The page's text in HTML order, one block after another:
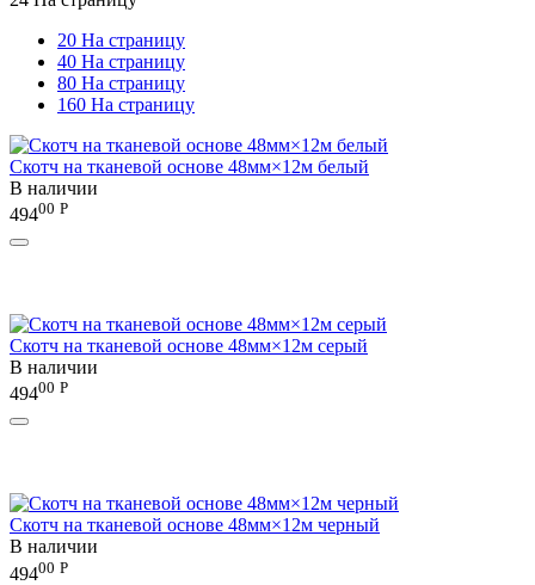
20 На страницу
40 На страницу
80 На страницу
160 На страницу
Скотч на тканевой основе 48мм×12м белый
В наличии
49400 Р
Скотч на тканевой основе 48мм×12м серый
В наличии
49400 Р
Скотч на тканевой основе 48мм×12м черный
В наличии
49400 Р